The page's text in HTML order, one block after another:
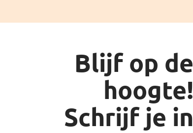
Blijf op de
hoogte!
Schrijf je in